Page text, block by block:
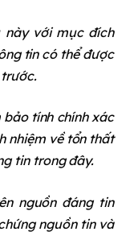
này với mục đích
tin có thể được
tính chính xác
nhiệm về tổn thất
tin trong đây.
nguồn đáng tin
nguồn tin và